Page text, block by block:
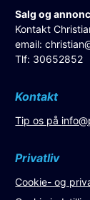
Salg og
Kontakt
email:
Tlf: 30652852
Kontakt
Tip os på
Privatliv
Cookie- og